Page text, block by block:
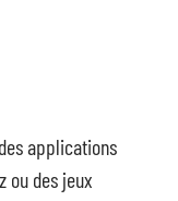
applications
ou des jeux